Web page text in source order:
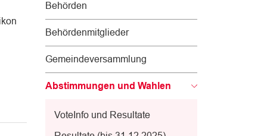
Behörden
Behördenmitglieder
Gemeindeversammlung
Abstimmungen und Wahlen
VoteInfo und Resultate